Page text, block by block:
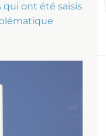
ont été saisis